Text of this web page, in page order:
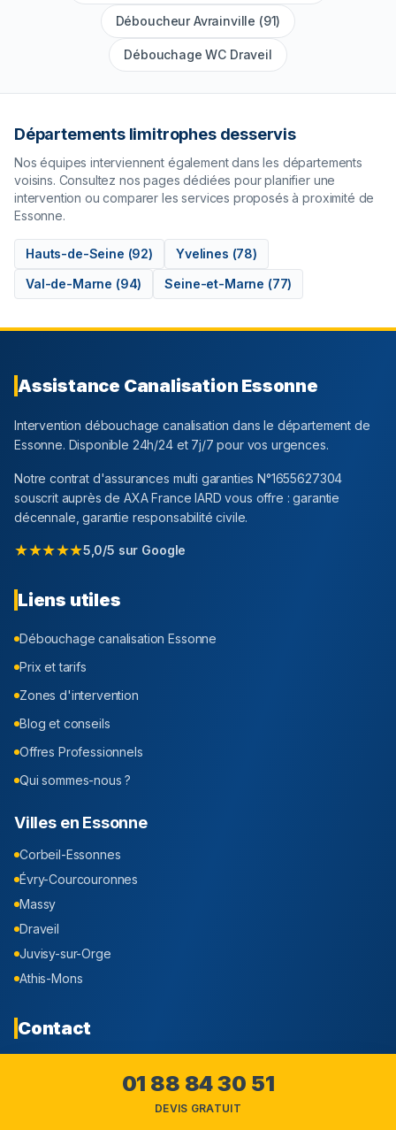
Déboucheur Avrainville (91)
Débouchage WC Draveil
Départements limitrophes desservis
Nos équipes interviennent également dans les départements
voisins. Consultez nos pages dédiées pour planifier une
intervention ou comparer les services proposés à proximité de
Essonne.
Hauts-de-Seine (92) Yvelines (78)
Val-de-Marne (94) Seine-et-Marne (77)
Assistance Canalisation Essonne
Intervention débouchage canalisation dans le département de
Essonne. Disponible 24h/24 et 7j/7 pour vos urgences.
Notre contrat d'assurances multi garanties N°1655627304
souscrit auprès de AXA France IARD vous offre : garantie
décennale, garantie responsabilité civile.
★★★★★5,0/5 sur Google
Liens utiles
Débouchage canalisationEssonne
Prix et tarifs
Zones d'intervention
Blog et conseils
Offres Professionnels
Qui sommes-nous ?
Villes en Essonne
Corbeil-Essonnes
Évry-Courcouronnes
Massy
Draveil
Juvisy-sur-Orge
Athis-Mons
Contact
01 88 84 30 51
01 88 84 30 51
DEVIS GRATUIT